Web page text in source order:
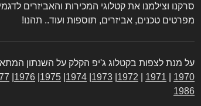
סרקנו וצילמנו את קטלוגי המכירות והאביזרים לדגמי
מפרטים טכנים, אביזרים, תוספות ועוד.. תהנו!
על מנת לצפות בקטלוג ג'יפ הקלק על השנתון
1970
1971
1972
1973
1974
1975
1976
1986